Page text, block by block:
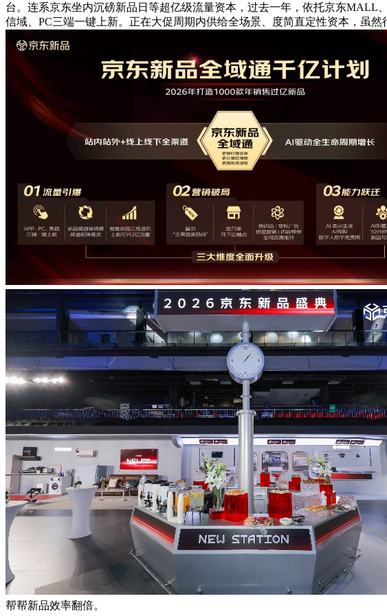
台。连系京东坐内沉磅新品日等超亿级流量资本，过去一年，依托京东
信域、PC三端一键上新。正在大促周期内供给全场景、度简直定性资本，虽然
帮帮新品效率翻倍。